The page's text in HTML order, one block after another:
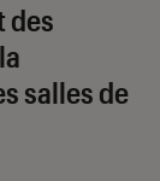
des
salles de